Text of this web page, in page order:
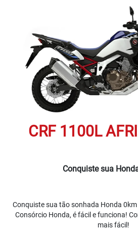
CRF 1100L
Conquiste sua
Conquiste sua tão sonhada Honda
Consórcio Honda, é fácil e funciona!
mais fácil!